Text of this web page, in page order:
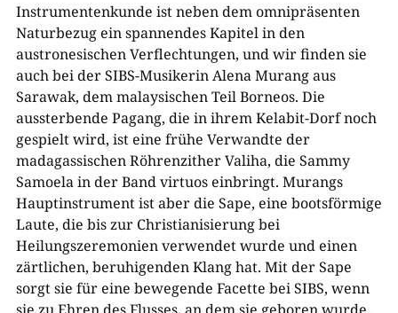
Instrumentenkunde ist neben dem omnipräsenten
Naturbezug ein spannendes Kapitel in den
austronesischen Verflechtungen, und wir finden sie
auch bei der SIBS-Musikerin Alena Murang aus
Sarawak, dem malaysischen Teil Borneos. Die
aussterbende Pagang, die in ihrem Kelabit-Dorf noch
gespielt wird, ist eine frühe Verwandte der
madagassischen Röhrenzither Valiha, die Sammy
Samoela in der Band virtuos einbringt. Murangs
Hauptinstrument ist aber die Sape, eine bootsförmige
Laute, die bis zur Christianisierung bei
Heilungszeremonien verwendet wurde und einen
zärtlichen, beruhigenden Klang hat. Mit der Sape
sorgt sie für eine bewegende Facette bei SIBS, wenn